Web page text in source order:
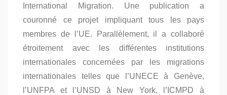
International Migration. Une publication a
couronné ce projet impliquant tous les pays
membres de l’UE. Parallèlement, il a collaboré
étroitement avec les différentes institutions
internationales concernées par les migrations
internationales telles que l’UNECE à Genève,
l’UNFPA et l’UNSD à New York, l’ICMPD à